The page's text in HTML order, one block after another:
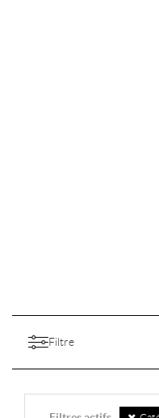
Filtre